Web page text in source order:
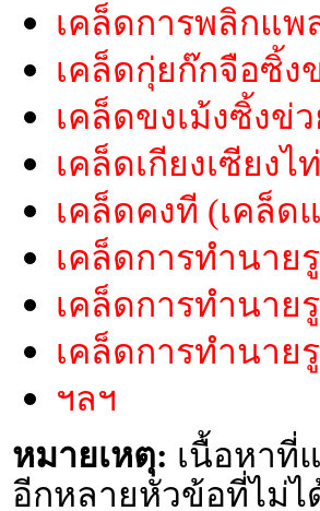
เคล็ดการพลิกแ
เคล็ดกุ่ยก๊กจือซิ้ง
เคล็ดขงเม้งซิ้งข่ว
เคล็ดเกียงเซียง
เคล็ดคงที (เคล็ด
เคล็ดการทำนาย
เคล็ดการทำนาย
เคล็ดการทำนาย
ฯลฯ
หมายเหตุ: เนื้อหาที่
อีกหลายหัวข้อที่ไม่ไ